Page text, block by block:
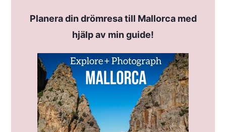
Planera din drömresa till Mallorca med
hjälp av min guide!